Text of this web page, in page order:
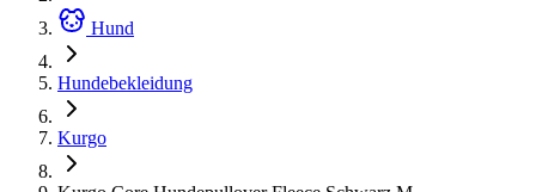
Hund
Hundebekleidung
Kurgo